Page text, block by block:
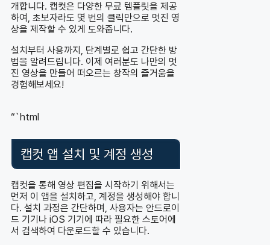
개합니다. 캡컷은 다양한 무료 템플릿을 제공
하여, 초보자라도 몇 번의 클릭만으로 멋진 영
상을 제작할 수 있게 도와줍니다.
설치부터 사용까지, 단계별로 쉽고 간단한 방
법을 알려드립니다. 이제 여러분도 나만의 멋
진 영상을 만들어 떠오르는 창작의 즐거움을
경험해보세요!
“`html
캡컷 앱 설치 및 계정 생성
캡컷을 통해 영상 편집을 시작하기 위해서는
먼저 이 앱을 설치하고, 계정을 생성해야 합니
다. 설치 과정은 간단하며, 사용자는 안드로이
드 기기나 iOS 기기에 따라 필요한 스토어에
서 검색하여 다운로드할 수 있습니다.